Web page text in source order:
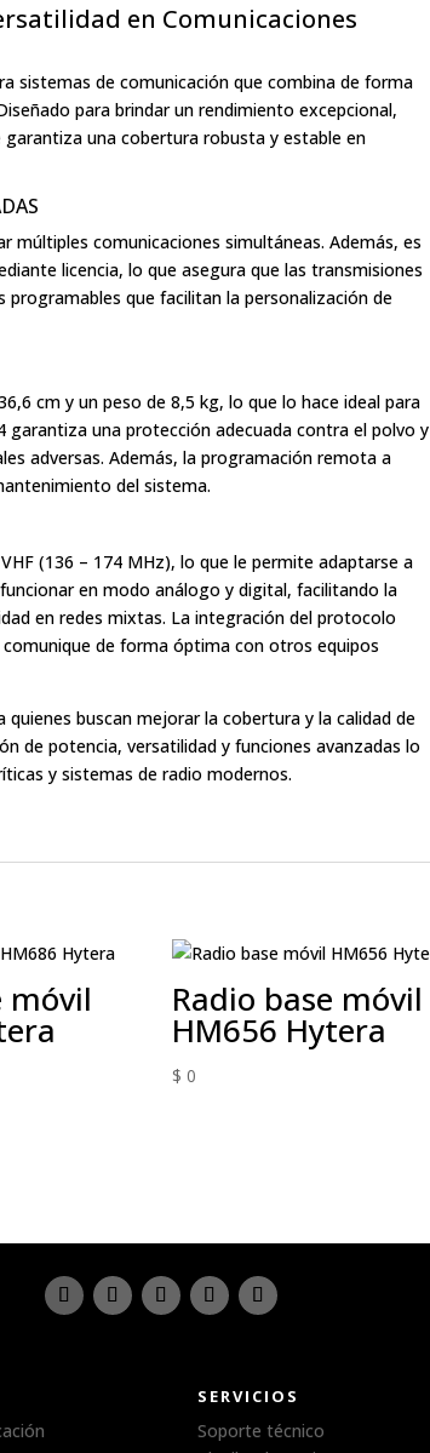
en Comunicaciones
sistemas de comunicación que combina de forma
para brindar un rendimiento excepcional,
una cobertura robusta y estable en
múltiples comunicaciones simultáneas. Además, es
licencia, lo que asegura que las transmisiones
que facilitan la personalización de
cm y un peso de 8,5 kg, lo que lo hace ideal para
una protección adecuada contra el polvo y
adversas. Además, la programación remota a
del sistema.
(136 – 174 MHz), lo que le permite adaptarse a
en modo análogo y digital, facilitando la
en redes mixtas. La integración del protocolo
comunique de forma óptima con otros equipos
quienes buscan mejorar la cobertura y la calidad de
de potencia, versatilidad y funciones avanzadas lo
y sistemas de radio modernos.
móvil Radio base móvil
HM656 Hytera
$ 0
SERVICIOS
Soporte técnico